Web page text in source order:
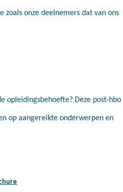
onze deelnemers dat van ons
opleidingsbehoefte? Deze post-hbo
op aangereikte onderwerpen en